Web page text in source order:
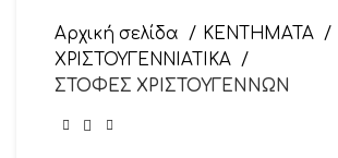
Αρχική σελίδα
ΚΕΝΤΗΜΑΤΑ
ΧΡΙΣΤΟΥΓΕΝΝΙΑΤΙΚΑ
ΣΤΟΦΕΣ ΧΡΙΣΤΟΥΓΕΝΝΩΝ